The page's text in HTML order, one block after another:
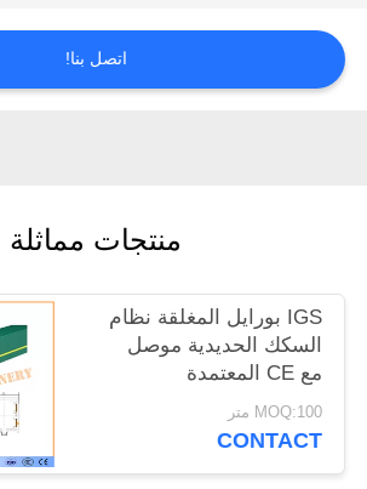
طلب
اقتباس
الموقع
PRIVACY
POLICY
اتصل بنا!
منتجات مماثلة
IGS بورايل المغلقة نظام
السكك الحديدية موصل
مع CE المعتمدة
MOQ:100 متر
CONTACT